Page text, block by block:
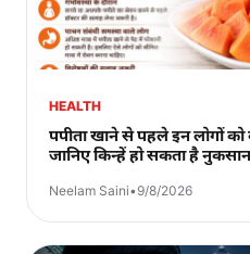
HEALTH
पपीता खाने से पहले इन लोगों को
जानिए किन्हें हो सकता है नुकसान
Neelam Saini•9/8/2026